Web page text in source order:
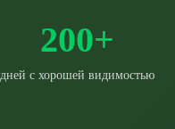
200+
дней с хорошей видимостью